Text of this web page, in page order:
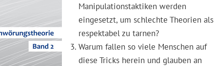
Manipulationstaktiken werden
eingesetzt, um schlechte Theorien als
respektabel zu tarnen?
Warum fallen so viele Menschen auf
diese Tricks herein und glauben an